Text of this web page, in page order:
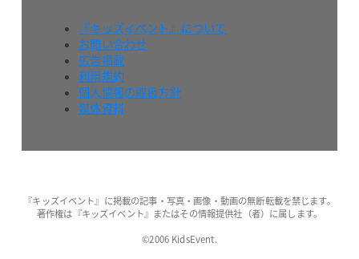
『キッズイベント』について
お問い合わせ
広告掲載
利用規約
個人情報の取扱方針
媒体資料
『キッズイベント』に掲載の記事・写真・画像・動画の無断転載を禁じます。
著作権は『キッズイベント』またはその情報提供社（者）に属します。
©2006 KidsEvent.